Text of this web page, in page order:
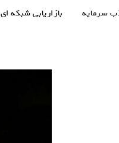
سرمایه بازاریابی شبکه ای